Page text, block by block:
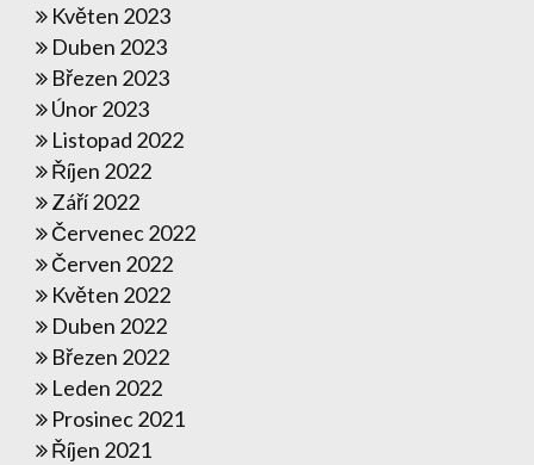
Květen 2023
Duben 2023
Březen 2023
Únor 2023
Listopad 2022
Říjen 2022
Září 2022
Červenec 2022
Červen 2022
Květen 2022
Duben 2022
Březen 2022
Leden 2022
Prosinec 2021
Říjen 2021